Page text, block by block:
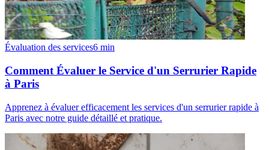
Évaluation des services6 min
Comment Évaluer le Service d'un Serrurier Rapide
à Paris
Apprenez à évaluer efficacement les services d'un serrurier rapide à
Paris avec notre guide détaillé et pratique.